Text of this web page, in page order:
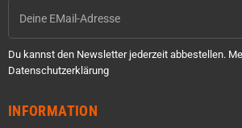
Du kannst den Newsletter jederzeit abbestellen.
Datenschutzerklärung
INFORMATION